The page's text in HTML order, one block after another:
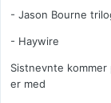
- Jason Bourne
- Haywire
Sistnevnte
er med